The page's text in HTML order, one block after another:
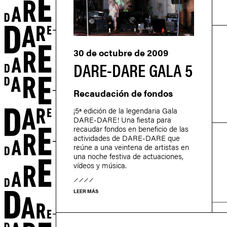
DARE-DARE GALA 5
30 de octubre de 2009
Recaudación de fondos
¡5ª edición de la legendaria Gala
DARE-DARE! Una fiesta para
recaudar fondos en beneficio de las
actividades de DARE-DARE que
reúne a una veintena de artistas en
una noche festiva de actuaciones,
vídeos y música.
LEER MÁS